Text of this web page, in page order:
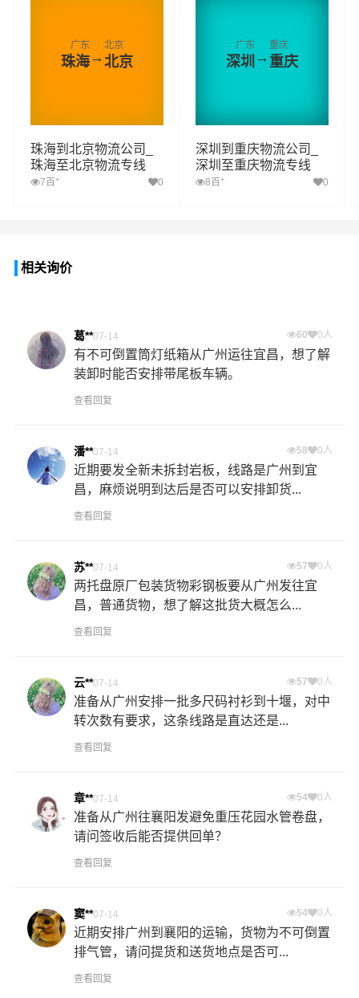
广东
珠海→
北京
北京
珠海到北京物流公司_
珠海至北京物流专线
7百 + 0
广东
深圳→
重庆
重庆
深圳到重庆物流公司_
深圳至重庆物流专线
8百 + 0
相关询价
葛**07-14 60 0人
有不可倒置筒灯纸箱从广州运往宜昌，想了解
装卸时能否安排带尾板车辆。
查看回复
潘**07-14 58 0人
近期要发全新未拆封岩板，线路是广州到宜
昌，麻烦说明到达后是否可以安排卸货...
查看回复
苏**07-14 57 0人
两托盘原厂包装货物彩钢板要从广州发往宜
昌，普通货物，想了解这批货大概怎么...
查看回复
云**07-14 57 0人
准备从广州安排一批多尺码衬衫到十堰，对中
转次数有要求，这条线路是直达还是...
查看回复
章**07-14 54 0人
准备从广州往襄阳发避免重压花园水管卷盘，
请问签收后能否提供回单？
查看回复
窦**07-14 54 0人
近期安排广州到襄阳的运输，货物为不可倒置
排气管，请问提货和送货地点是否可...
查看回复